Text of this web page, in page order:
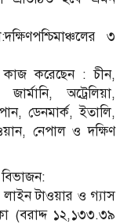
৩
কাজ করেছেন : চীন,
অট্রেলিয়া,
ডেনমার্ক, ইতালি,
নেপাল ও দক্ষিণ
টাওয়ার ও গ্যাস
(বরাদ্দ ১২,১৩৩.৩৯